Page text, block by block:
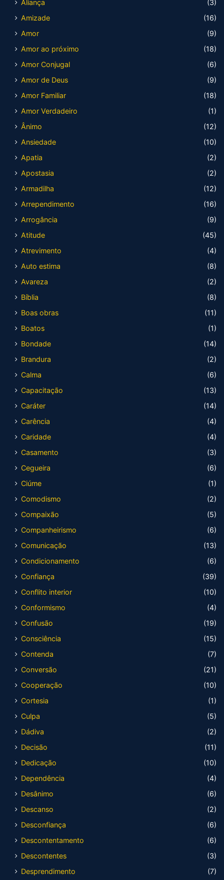
Aliança
(3)
Amizade
(16)
Amor
(9)
Amor ao próximo
(18)
Amor Conjugal
(6)
Amor de Deus
(9)
Amor Familiar
(18)
Amor Verdadeiro
(1)
Ânimo
(12)
Ansiedade
(10)
Apatia
(2)
Apostasia
(2)
Armadilha
(12)
Arrependimento
(16)
Arrogância
(9)
Atitude
(45)
Atrevimento
(4)
Auto estima
(8)
Avareza
(2)
Bíblia
(8)
Boas obras
(11)
Boatos
(1)
Bondade
(14)
Brandura
(2)
Calma
(6)
Capacitação
(13)
Caráter
(14)
Carência
(4)
Caridade
(4)
Casamento
(3)
Cegueira
(6)
Ciúme
(1)
Comodismo
(2)
Compaixão
(5)
Companheirismo
(6)
Comunicação
(13)
Condicionamento
(6)
Confiança
(39)
Conflito interior
(10)
Conformismo
(4)
Confusão
(19)
Consciência
(15)
Contenda
(7)
Conversão
(21)
Cooperação
(10)
Cortesia
(1)
Culpa
(5)
Dádiva
(2)
Decisão
(11)
Dedicação
(10)
Dependência
(4)
Desânimo
(6)
Descanso
(2)
Desconfiança
(6)
Descontentamento
(6)
Descontentes
(3)
Desprendimento
(7)